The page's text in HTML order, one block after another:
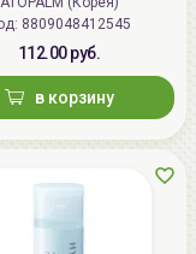
Код: 8809048412545
112.00 руб.
в корзину